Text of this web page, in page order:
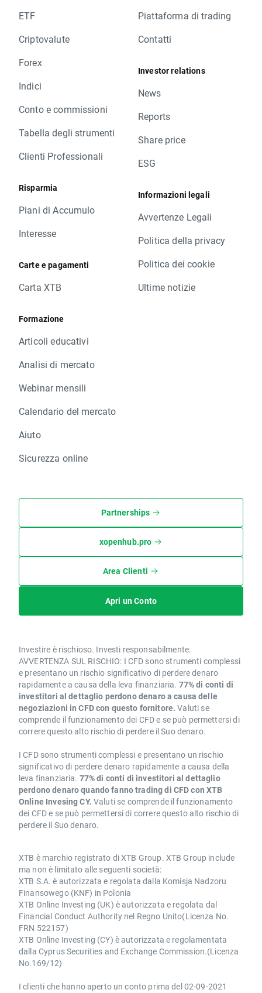
ETF
Criptovalute
Forex
Indici
Conto e commissioni
Tabella degli strumenti
Clienti Professionali
Risparmia
Piani di Accumulo
Interesse
Carte e pagamenti
Carta XTB
Formazione
Articoli educativi
Analisi di mercato
Webinar mensili
Calendario del mercato
Aiuto
Sicurezza online
Piattaforma di trading
Contatti
Investor relations
News
Reports
Share price
ESG
Informazioni legali
Avvertenze Legali
Politica della privacy
Politica dei cookie
Ultime notizie
Partnerships
xopenhub.pro
Area Clienti
Apri un Conto
Investire è rischioso. Investi responsabilmente.
AVVERTENZA SUL RISCHIO: I CFD sono strumenti complessi
e presentano un rischio significativo di perdere denaro
rapidamente a causa della leva finanziaria. 77% di conti di
investitori al dettaglio perdono denaro a causa delle
negoziazioni in CFD con questo fornitore. Valuti se
comprende il funzionamento dei CFD e se può permettersi di
correre questo alto rischio di perdere il Suo denaro.
I CFD sono strumenti complessi e presentano un rischio
significativo di perdere denaro rapidamente a causa della
leva finanziaria. 77% di conti di investitori al dettaglio
perdono denaro quando fanno trading di CFD con XTB
Online Invesing CY. Valuti se comprende il funzionamento
dei CFD e se può permettersi di correre questo alto rischio di
perdere il Suo denaro.
XTB è marchio registrato di XTB Group. XTB Group include
ma non è limitato alle seguenti società:
XTB S.A. è autorizzata e regolata dalla Komisja Nadzoru
Finansowego (KNF) in Polonia
XTB Online Investing (UK) è autorizzata e regolata dal
Financial Conduct Authority nel Regno Unito(Licenza No.
FRN 522157)
XTB Online Investing (CY) è autorizzata e regolamentata
dalla Cyprus Securities and Exchange Commission.(Licenza
No.169/12)
I clienti che hanno aperto un conto prima del 02-09-2021